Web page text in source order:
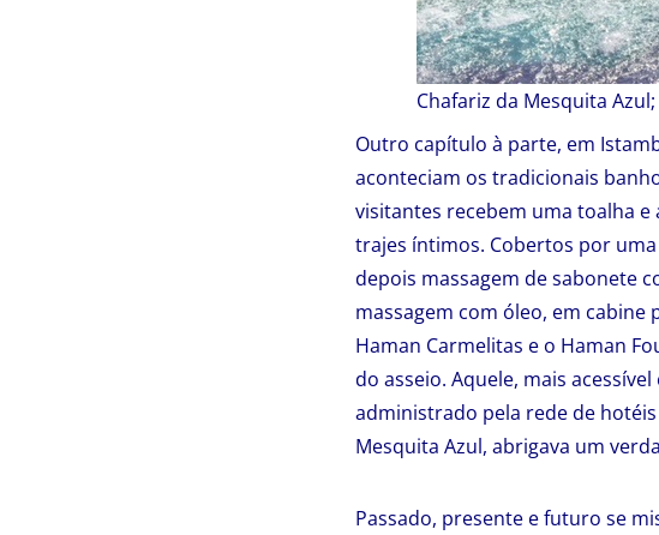
Chafariz da Mesquita
Outro capítulo à parte, em
aconteciam os tradicionais
visitantes recebem uma toalha
trajes íntimos. Cobertos por
depois massagem de sabonete
massagem com óleo, em cabine
Haman Carmelitas e o Haman
do asseio. Aquele, mais
administrado pela rede de
Mesquita Azul, abrigava um
Passado, presente e futuro se